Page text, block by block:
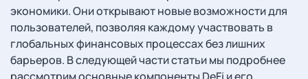
экономики. Они открывают новые возможности для
пользователей, позволяя каждому участвовать в
глобальных финансовых процессах без лишних
барьеров. В следующей части статьи мы подробнее